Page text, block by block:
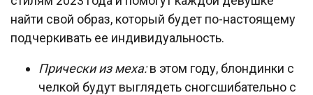
найти свой образ, который будет по-настоящему
подчеркивать ее индивидуальность.
Прически из меха:в этом году, блондинки с
челкой будут выглядеть сногсшибательно с